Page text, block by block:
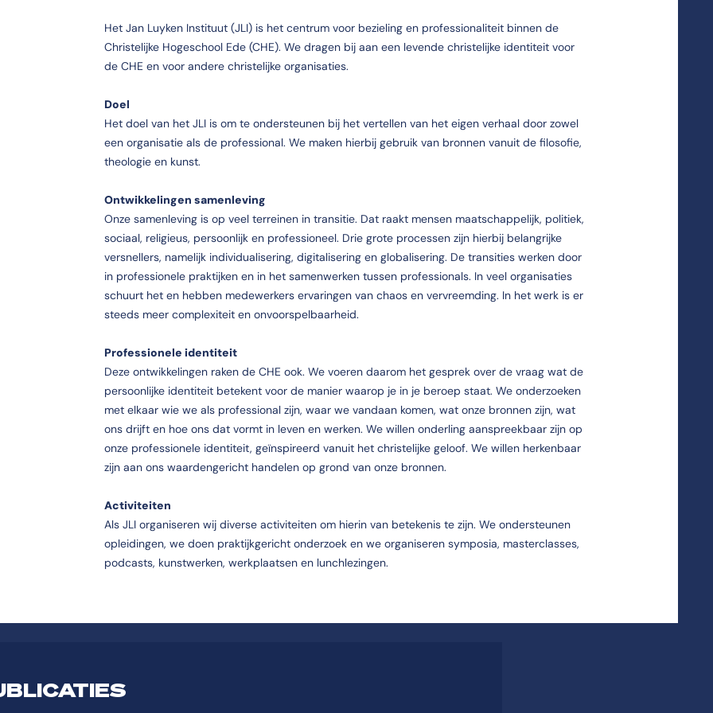
Het Jan Luyken Instituut (JLI) is het centrum voor bezieling en professionaliteit binnen de
Christelijke Hogeschool Ede (CHE). We dragen bij aan een levende christelijke identiteit voor
de CHE en voor andere christelijke organisaties.
Doel
Het doel van het JLI is om te ondersteunen bij het vertellen van het eigen verhaal door zowel
een organisatie als de professional. We maken hierbij gebruik van bronnen vanuit de filosofie,
theologie en kunst.
Ontwikkelingen samenleving
Onze samenleving is op veel terreinen in transitie. Dat raakt mensen maatschappelijk, politiek,
sociaal, religieus, persoonlijk en professioneel. Drie grote processen zijn hierbij belangrijke
versnellers, namelijk individualisering, digitalisering en globalisering. De transities werken door
in professionele praktijken en in het samenwerken tussen professionals. In veel organisaties
schuurt het en hebben medewerkers ervaringen van chaos en vervreemding. In het werk is er
steeds meer complexiteit en onvoorspelbaarheid.
Professionele identiteit
Deze ontwikkelingen raken de CHE ook. We voeren daarom het gesprek over de vraag wat de
persoonlijke identiteit betekent voor de manier waarop je in je beroep staat. We onderzoeken
met elkaar wie we als professional zijn, waar we vandaan komen, wat onze bronnen zijn, wat
ons drijft en hoe ons dat vormt in leven en werken. We willen onderling aanspreekbaar zijn op
onze professionele identiteit, geïnspireerd vanuit het christelijke geloof. We willen herkenbaar
zijn aan ons waardengericht handelen op grond van onze bronnen.
Activiteiten
Als JLI organiseren wij diverse activiteiten om hierin van betekenis te zijn. We ondersteunen
opleidingen, we doen praktijkgericht onderzoek en we organiseren symposia, masterclasses,
podcasts, kunstwerken, werkplaatsen en lunchlezingen.